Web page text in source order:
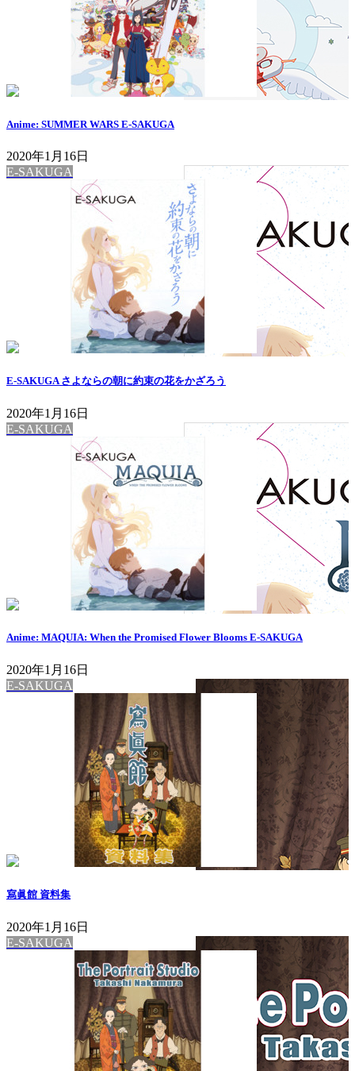
Anime: SUMMER WARS E-SAKUGA
2020年1月16日
E-SAKUGA
E-SAKUGA さよならの朝に約束の花をかざろう
2020年1月16日
E-SAKUGA
Anime: MAQUIA: When the Promised Flower Blooms E-SAKUGA
2020年1月16日
E-SAKUGA
寫眞館 資料集
2020年1月16日
E-SAKUGA